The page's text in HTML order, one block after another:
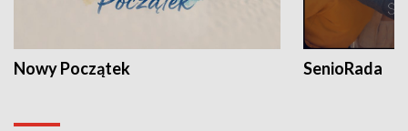
Nowy Początek SenioRada